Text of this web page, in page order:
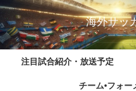
海外サッ
注目試合紹介・放送予定
チーム•フォー